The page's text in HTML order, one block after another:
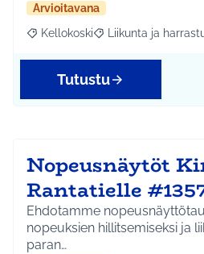
Arvioitavana
Rajaa tulokset aihepiirin mukaan:
Kellokoski Rajaa tulokset
Liikunta ja
Tutustu
Nopeusnäytöt
Rantatielle
Ehdotamme
nopeuksien hillitsemiseksi ja
paran…